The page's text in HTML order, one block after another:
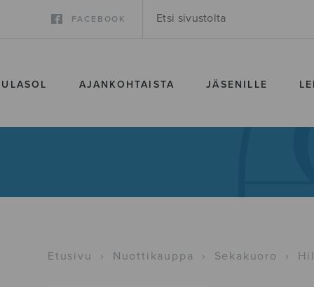
FACEBOOK
AJANKOHTAISTA JÄSENILLE
Etusivu › Nuottikauppa › Sekakuoro ›